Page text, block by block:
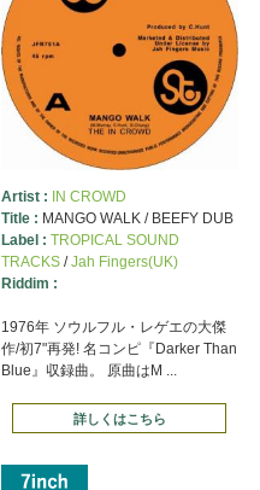
Artist : IN CROWD
Title : MANGO WALK / BEEFY DUB
Label : TROPICAL SOUND
TRACKS/Jah Fingers(UK)
Riddim :
1976年 ソウルフル・レゲエの大傑
作/初7"再発! 名コンピ『Darker Than
Blue』収録曲。 原曲はM ...
詳しくはこちら